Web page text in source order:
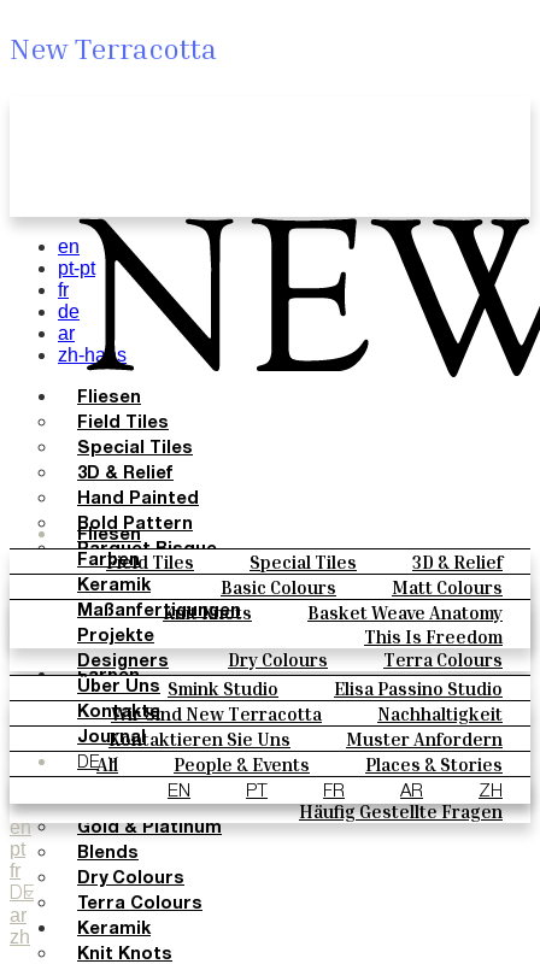
New Terracotta
Fliesen
Field Tiles Special Tiles
3D & Relief
Hand Painted
Bold Pattern
Parquet Bisque
Natural Cotto
Smink Studio
Elisa Passino
Paulo Vale
Farben
Basic Colours
Matt Colours
Oxide Explosions
Special Firing
Vintage Metallics
Gold & Platinum
Blends
Dry Colours
Terra Colours
Keramik
Knit Knots
Basket Weave Anatomy
This Is Freedom
Maßanfertigungen
Projekte
Designers
Smink Studio
Elisa Passino Studio
Paulo Vale
Über Uns
Wir Sind New Terracotta
Nachhaltigkeit
Portugiesisches Vermächtnis
Kontakte
Kontaktieren Sie Uns
Muster Anfordern
Kaufmöglichkeiten
Kataloge U Technische Spezifikationen
Häufig Gestellte Fragen
Journal
All People & Events
Places & Stories
Materials & Sustainability
Inspiration & Culture
DE
EN PT FR AR ZH
en
pt
fr
DE
ar
zh
en
pt-pt
fr
de
ar
zh-hans
Fliesen
Field Tiles
Special Tiles
3D & Relief
Hand Painted
Bold Pattern
Parquet Bisque
Natural Cotto
Smink Studio
Elisa Passino
Paulo Vale
Farben
Basic Colours
Matt Colours
Oxide Explosions
Special Firing
Vintage Metallics
Gold & Platinum
Blends
Dry Colours
Terra Colours
Keramik
Knit Knots